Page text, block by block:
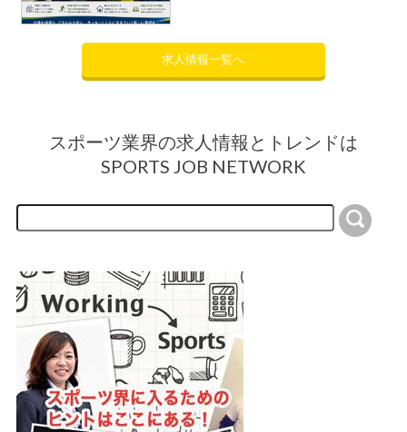
求人情報一覧へ
スポーツ業界の求人情報とトレンドは
SPORTS JOB NETWORK